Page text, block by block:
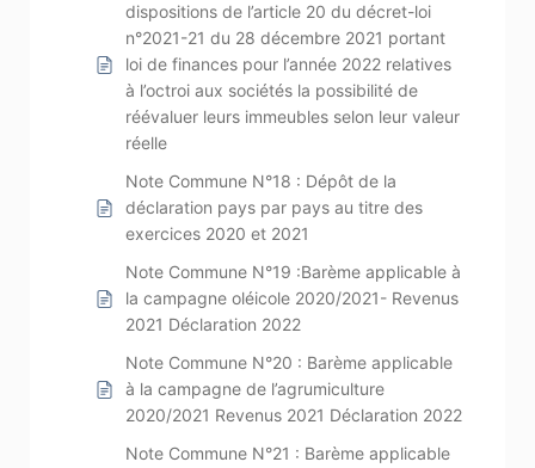
dispositions de l’article 20 du décret-loi
n°2021-21 du 28 décembre 2021 portant
loi de finances pour l’année 2022 relatives
à l’octroi aux sociétés la possibilité de
réévaluer leurs immeubles selon leur valeur
réelle
Note Commune N°18 : Dépôt de la
déclaration pays par pays au titre des
exercices 2020 et 2021
Note Commune N°19 :Barème applicable à
la campagne oléicole 2020/2021- Revenus
2021 Déclaration 2022
Note Commune N°20 : Barème applicable
à la campagne de l’agrumiculture
2020/2021 Revenus 2021 Déclaration 2022
Note Commune N°21 : Barème applicable